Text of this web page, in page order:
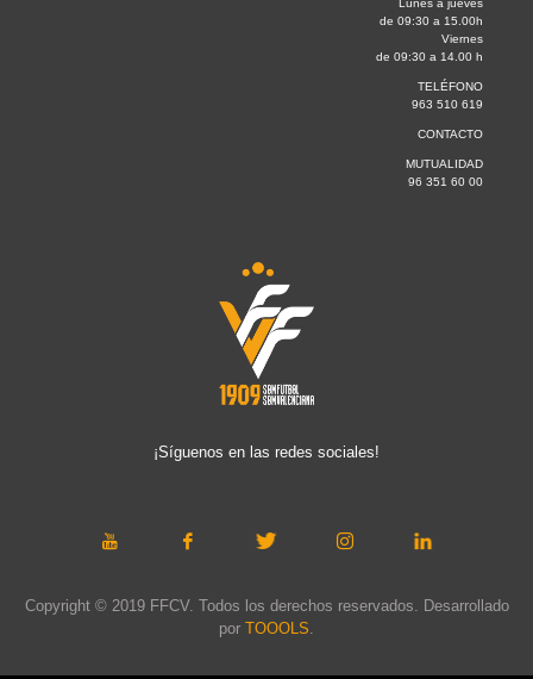
Lunes a jueves
de 09:30 a 15.00h
Viernes
de 09:30 a 14.00 h
TELÉFONO
963 510 619
CONTACTO
MUTUALIDAD
96 351 60 00
¡Síguenos en las redes sociales!
Copyright © 2019 FFCV. Todos los derechos reservados. Desarrollado
por TOOOLS.